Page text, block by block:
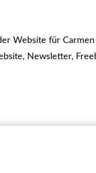
Website für Carmen
Newsletter,